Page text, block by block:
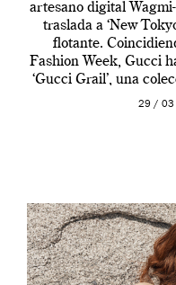
artesano digital
traslada a ‘New
flotante.
Fashion Week, Gucci
‘Gucci Grail’, una
Alessandro Michele,
29 /